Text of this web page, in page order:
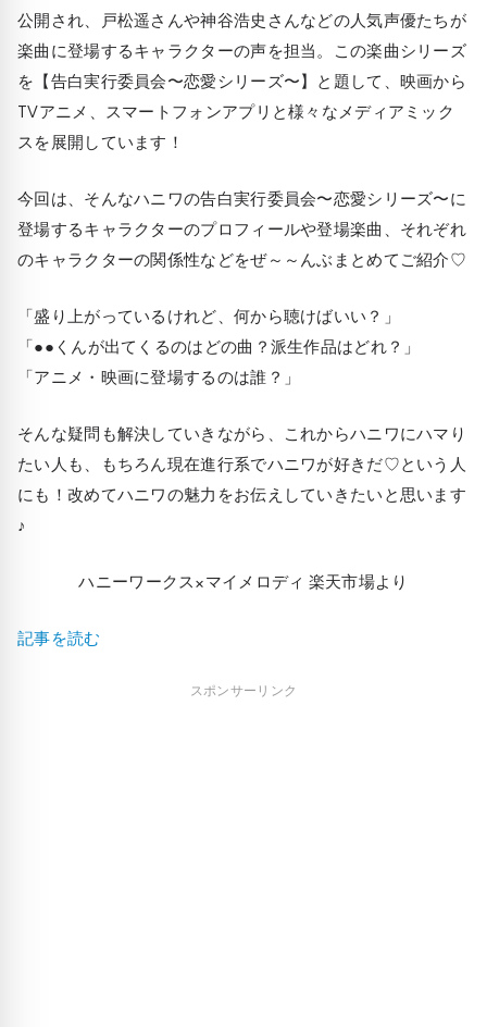
公開され、戸松遥さんや神谷浩史さんなどの人気声優たちが
楽曲に登場するキャラクターの声を担当。この楽曲シリーズ
を【告白実行委員会〜恋愛シリーズ〜】と題して、映画から
TVアニメ、スマートフォンアプリと様々なメディアミック
スを展開しています！
今回は、そんなハニワの告白実行委員会〜恋愛シリーズ〜に
登場するキャラクターのプロフィールや登場楽曲、それぞれ
のキャラクターの関係性などをぜ～～んぶまとめてご紹介♡
「盛り上がっているけれど、何から聴けばいい？」
「●●くんが出てくるのはどの曲？派生作品はどれ？」
「アニメ・映画に登場するのは誰？」
そんな疑問も解決していきながら、これからハニワにハマり
たい人も、もちろん現在進行系でハニワが好きだ♡という人
にも！改めてハニワの魅力をお伝えしていきたいと思います
♪
ハニーワークス×マイメロディ 楽天市場より
記事を読む
スポンサーリンク